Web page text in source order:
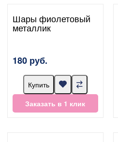
Шары фиолетовый
металлик
180 руб.
Купить
Заказать в 1 клик